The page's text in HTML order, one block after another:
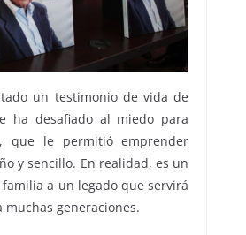
un testimonio de vida de
ha desafiado al miedo para
que le permitió emprender
y sencillo. En realidad, es un
a un legado que servirá
generaciones.